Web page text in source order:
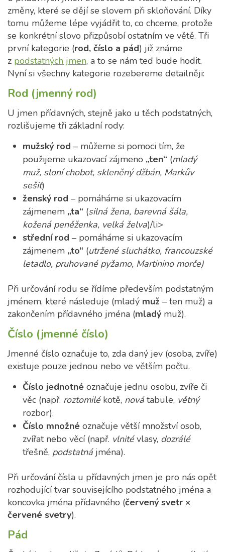
změny, které se dějí se slovem při skloňování. Díky
tomu můžeme lépe vyjádřit to, co chceme, protože
se konkrétní slovo přizpůsobí ostatním ve větě. Tři
první kategorie (rod, číslo a pád) již známe
z podstatných jmen, a to se nám teď bude hodit.
Nyní si všechny kategorie rozebereme detailněji:
Rod (jmenný rod)
U jmen přídavných, stejně jako u těch podstatných,
rozlišujeme tři základní rody:
mužský rod – můžeme si pomoci tím, že
použijeme ukazovací zájmeno „ten“ (mladý
muž, sloní chobot, skleněný džbán, Markův
sešit)
ženský rod – pomáháme si ukazovacím
zájmenem „ta“ (silná žena, barevná šála,
kožená peněženka, velká želva)/li>
střední rod – pomáháme si ukazovacím
zájmenem „to“ (utržené sluchátko, francouzské
letadlo, pruhované pyžamo, Martinino morče)
Při určování rodu se řídíme především podstatným
jménem, které následuje (mladý muž – ten muž) a
zakončením přídavného jména (mladý muž).
Číslo (jmenné číslo)
Jmenné číslo označuje to, zda daný jev (osoba, zvíře)
existuje pouze jednou nebo ve větším počtu.
Číslo jednotné označuje jednu osobu, zvíře či
věc (např. roztomilékotě, novátabule, větný
rozbor).
Číslo množné označuje větší množství osob,
zvířat nebo věcí (např. vlnitévlasy, dozrálé
třešně, podstatnájména).
Při určování čísla u přídavných jmen je pro nás opět
rozhodující tvar souvisejícího podstatného jména a
koncovka jména přídavného (červený svetr ×
červené svetry).
Pád